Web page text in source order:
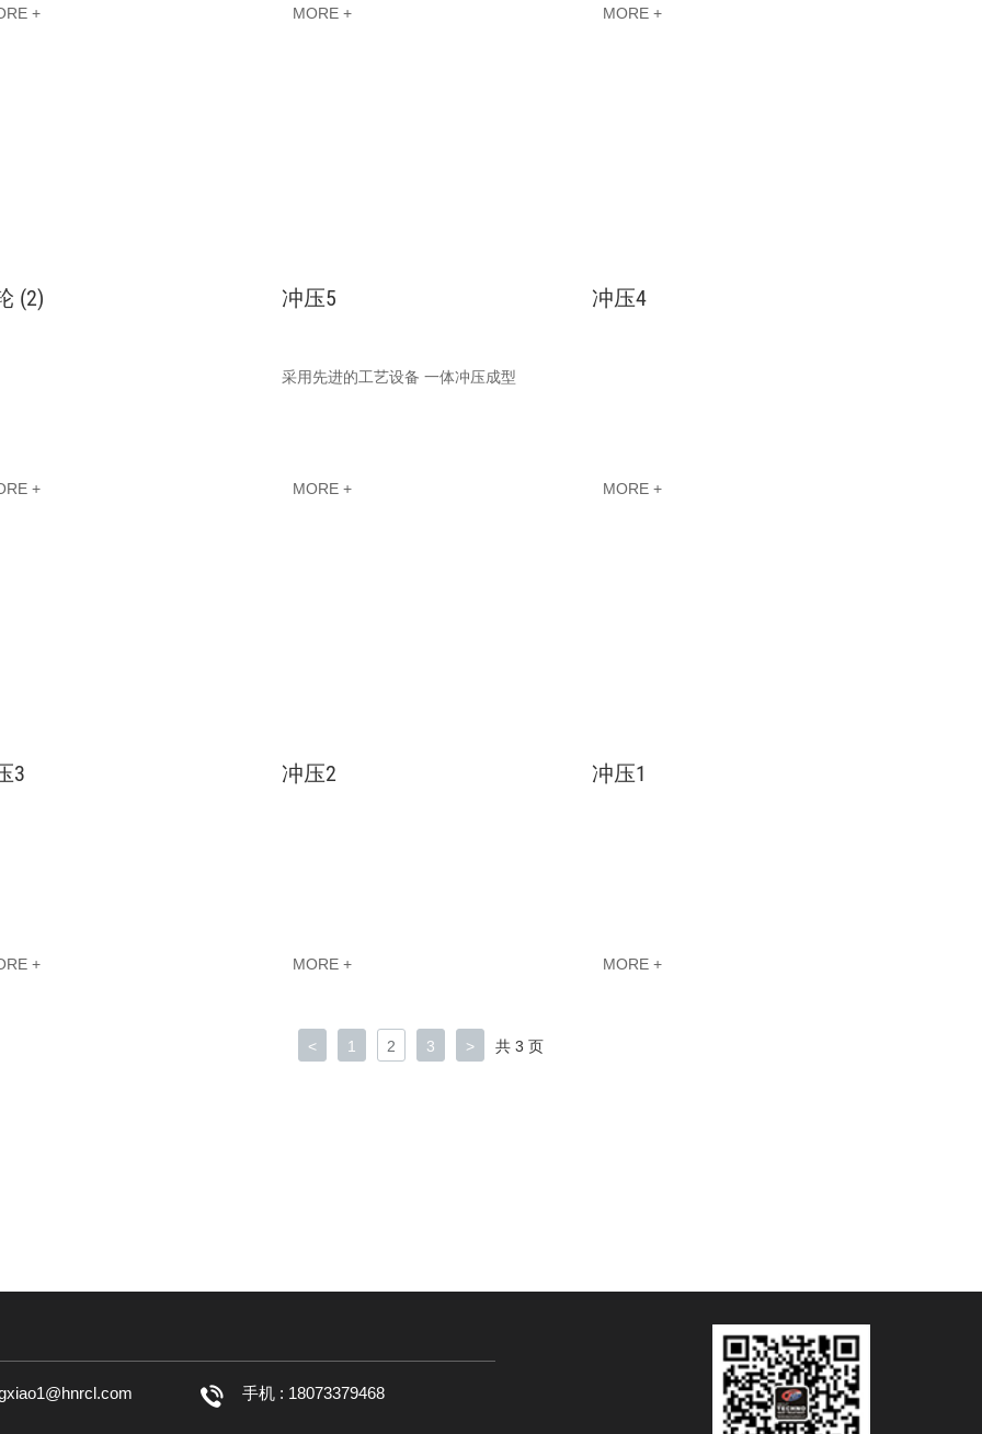
+ MORE + MORE +
(2)
+
冲压5
采用先进的工艺设备 一体冲压成型
MORE +
冲压4
MORE +
3
+
冲压2
MORE +
冲压1
MORE +
< 1 2 3 > 共 3 页
手机 : 18073379468